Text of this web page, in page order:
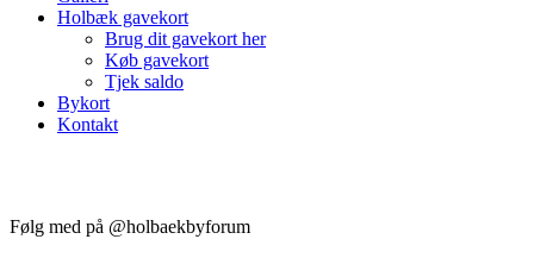
Holbæk gavekort
Brug dit gavekort her
Køb gavekort
Tjek saldo
Bykort
Kontakt
Følg med på @holbaekbyforum